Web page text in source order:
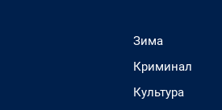
Зима
Криминал
Культура